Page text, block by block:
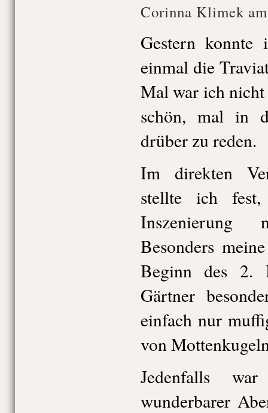
Corinna Klimek
Gestern konnte
einmal die
Mal war ich nicht
schön, mal in
drüber zu reden.
Im direkten
stellte ich
Besonders
Beginn des
Gärtner
einfach nur
von
Jedenfalls
wunderbarer